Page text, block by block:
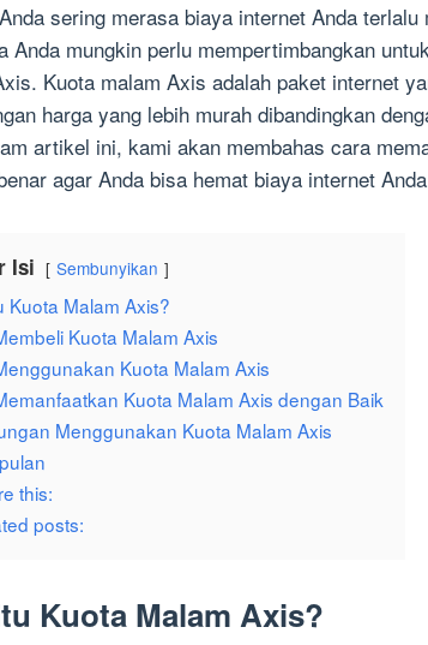
sering merasa biaya internet Anda
Anda mungkin perlu mempertimbangkan
Kuota malam Axis adalah paket internet
harga yang lebih murah dibandingkan
artikel ini, kami akan membahas cara
agar Anda bisa hemat biaya internet
Isi Sembunyikan
Kuota Malam Axis?
Kuota Malam Axis
Kuota Malam Axis
Kuota Malam Axis dengan Baik
Menggunakan Kuota Malam Axis
this:
posts:
Kuota Malam Axis?